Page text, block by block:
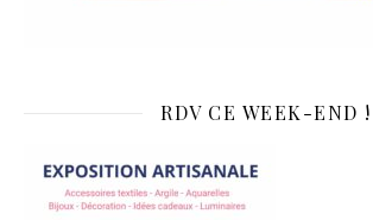
RDV CE WEEK-END !